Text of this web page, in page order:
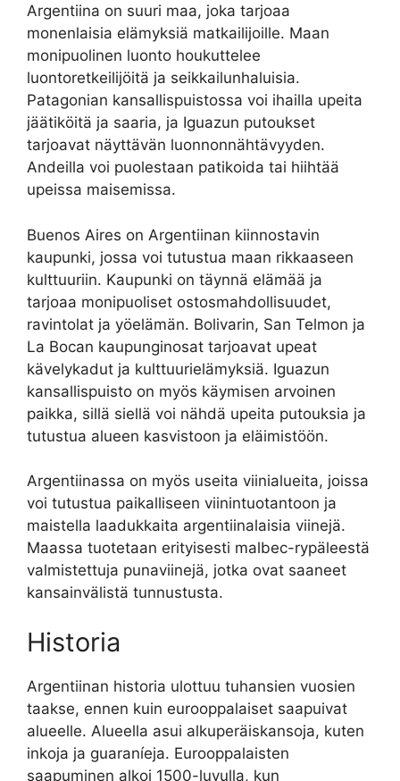
Argentiina on suuri maa, joka tarjoaa
monenlaisia elämyksiä matkailijoille. Maan
monipuolinen luonto houkuttelee
luontoretkeilijöitä ja seikkailunhaluisia.
Patagonian kansallispuistossa voi ihailla upeita
jäätiköitä ja saaria, ja Iguazun putoukset
tarjoavat näyttävän luonnonnähtävyyden.
Andeilla voi puolestaan patikoida tai hiihtää
upeissa maisemissa.
Buenos Aires on Argentiinan kiinnostavin
kaupunki, jossa voi tutustua maan rikkaaseen
kulttuuriin. Kaupunki on täynnä elämää ja
tarjoaa monipuoliset ostosmahdollisuudet,
ravintolat ja yöelämän. Bolivarin, San Telmon ja
La Bocan kaupunginosat tarjoavat upeat
kävelykadut ja kulttuurielämyksiä. Iguazun
kansallispuisto on myös käymisen arvoinen
paikka, sillä siellä voi nähdä upeita putouksia ja
tutustua alueen kasvistoon ja eläimistöön.
Argentiinassa on myös useita viinialueita, joissa
voi tutustua paikalliseen viinintuotantoon ja
maistella laadukkaita argentiinalaisia viinejä.
Maassa tuotetaan erityisesti malbec-rypäleestä
valmistettuja punaviinejä, jotka ovat saaneet
kansainvälistä tunnustusta.
Historia
Argentiinan historia ulottuu tuhansien vuosien
taakse, ennen kuin eurooppalaiset saapuivat
alueelle. Alueella asui alkuperäiskansoja, kuten
inkoja ja guaraníeja. Eurooppalaisten
saapuminen alkoi 1500-luvulla, kun